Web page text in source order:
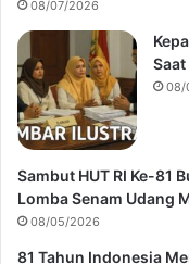
08/07/2026
08/
Sambut HUT RI Ke-81
Lomba Senam Udang
08/05/2026
81 Tahun Indonesia